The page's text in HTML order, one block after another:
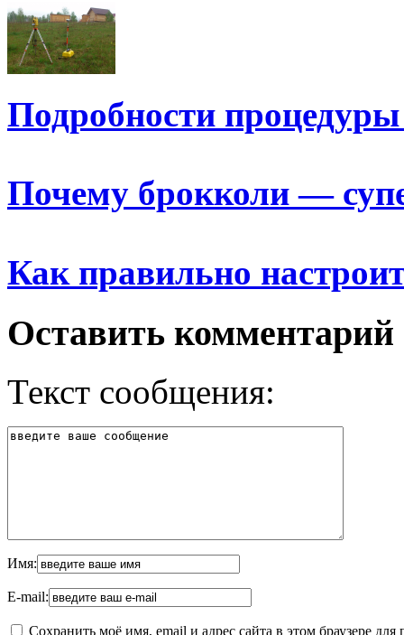
Подробности
Почему брокколи —
Как правильно
Оставить комментарий
Текст сообщения:
Имя:
E-mail:
Сохранить моё имя, email и адрес сайта в этом браузере